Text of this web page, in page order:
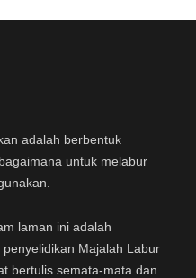
adalah berbentuk
untuk melabur
laman ini adalah
Majalah Labur
bertulis semata-mata dan